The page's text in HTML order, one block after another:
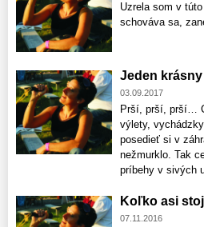
Uzrela som v
schováva sa,
Jeden
03.09.2017
Prší, prší, prší…
výlety,
posedieť si v
nežmurklo. Tak
príbehy v sivých
Koľko asi
07.11.2016